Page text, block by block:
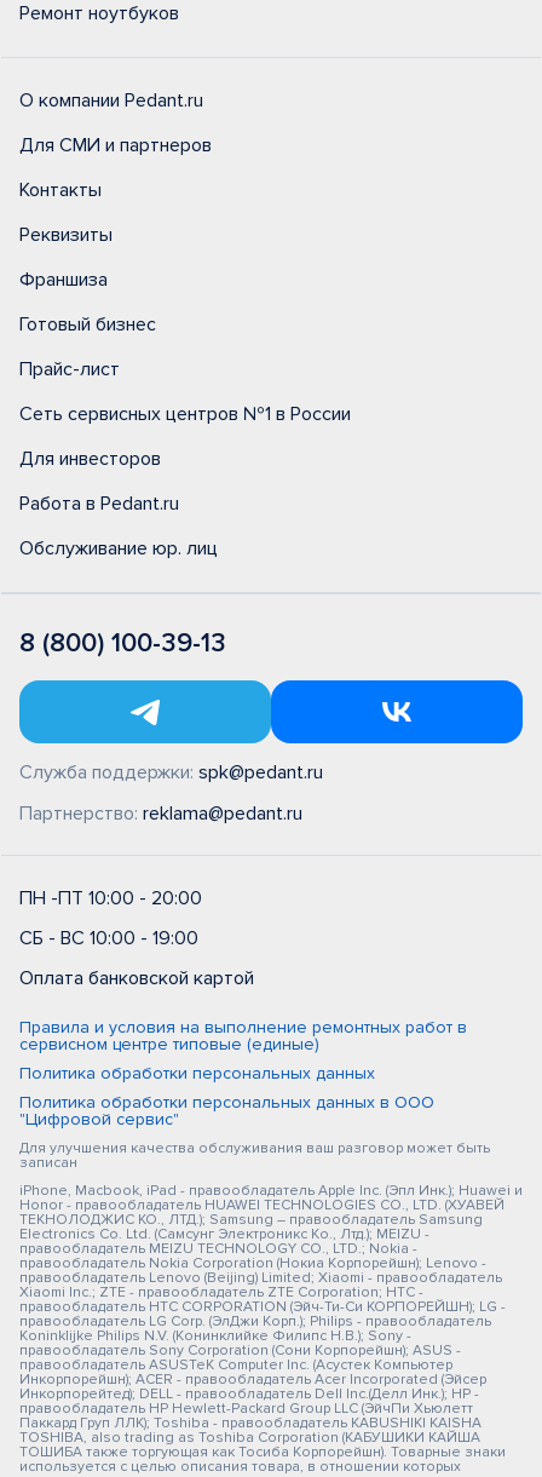
Ремонт ноутбуков
О компании Pedant.ru
Для СМИ и партнеров
Контакты
Реквизиты
Франшиза
Готовый бизнес
Прайс-лист
Сеть сервисных центров №1 в России
Для инвесторов
Работа в Pedant.ru
Обслуживание юр. лиц
8 (800) 100-39-13
Служба поддержки: spk@pedant.ru
Партнерство: reklama@pedant.ru
ПН -ПТ 10:00 - 20:00
СБ - ВС 10:00 - 19:00
Оплата банковской картой
Правила и условия на выполнение ремонтных работ в
сервисном центре типовые (единые)
Политика обработки персональных данных
Политика обработки персональных данных в ООО
"Цифровой сервис"
Для улучшения качества обслуживания ваш разговор может быть
записан
iPhone, Macbook, iPad - правообладатель Apple Inc. (Эпл Инк.); Huawei и
Honor - правообладатель HUAWEI TECHNOLOGIES CO., LTD. (ХУАВЕЙ
ТЕКНОЛОДЖИС КО., ЛТД.); Samsung – правообладатель Samsung
Electronics Co. Ltd. (Самсунг Электроникс Ко., Лтд.); MEIZU -
правообладатель MEIZU TECHNOLOGY CO., LTD.; Nokia -
правообладатель Nokia Corporation (Нокиа Корпорейшн); Lenovo -
правообладатель Lenovo (Beijing) Limited; Xiaomi - правообладатель
Xiaomi Inc.; ZTE - правообладатель ZTE Corporation; HTC -
правообладатель HTC CORPORATION (Эйч-Ти-Си КОРПОРЕЙШН); LG -
правообладатель LG Corp. (ЭлДжи Корп.); Philips - правообладатель
Koninklijke Philips N.V. (Конинклийке Филипс Н.В.); Sony -
правообладатель Sony Corporation (Сони Корпорейшн); ASUS -
правообладатель ASUSTeK Computer Inc. (Асустек Компьютер
Инкорпорейшн); ACER - правообладатель Acer Incorporated (Эйсер
Инкорпорейтед); DELL - правообладатель Dell Inc.(Делл Инк.); HP -
правообладатель HP Hewlett-Packard Group LLC (ЭйчПи Хьюлетт
Паккард Груп ЛЛК); Toshiba - правообладатель KABUSHIKI KAISHA
TOSHIBA, also trading as Toshiba Corporation (КАБУШИКИ КАЙША
ТОШИБА также торгующая как Тосиба Корпорейшн). Товарные знаки
используется с целью описания товара, в отношении которых